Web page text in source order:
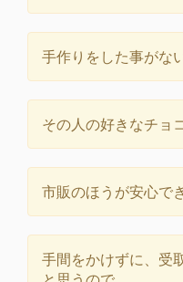
手作りをした事がな
その人の好きなチョ
市販のほうが安心で
手間をかけずに、受